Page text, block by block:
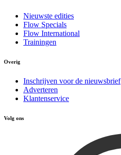
Nieuwste edities
Flow Specials
Flow International
Trainingen
Overig
Inschrijven voor de nieuwsbrief
Adverteren
Klantenservice
Volg ons